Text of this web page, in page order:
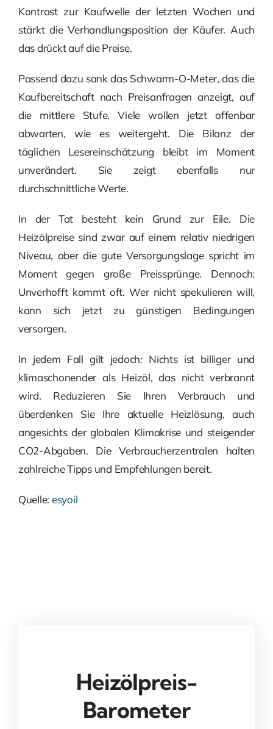
Kontrast zur Kaufwelle der letzten Wochen und
stärkt die Verhandlungsposition der Käufer. Auch
das drückt auf die Preise.
Passend dazu sank das Schwarm-O-Meter, das die
Kaufbereitschaft nach Preisanfragen anzeigt, auf
die mittlere Stufe. Viele wollen jetzt offenbar
abwarten, wie es weitergeht. Die Bilanz der
täglichen Lesereinschätzung bleibt im Moment
unverändert. Sie zeigt ebenfalls nur
durchschnittliche Werte.
In der Tat besteht kein Grund zur Eile. Die
Heizölpreise sind zwar auf einem relativ niedrigen
Niveau, aber die gute Versorgungslage spricht im
Moment gegen große Preissprünge. Dennoch:
Unverhofft kommt oft. Wer nicht spekulieren will,
kann sich jetzt zu günstigen Bedingungen
versorgen.
In jedem Fall gilt jedoch: Nichts ist billiger und
klimaschonender als Heizöl, das nicht verbrannt
wird. Reduzieren Sie Ihren Verbrauch und
überdenken Sie Ihre aktuelle Heizlösung, auch
angesichts der globalen Klimakrise und steigender
CO2-Abgaben. Die Verbraucherzentralen halten
zahlreiche Tipps und Empfehlungen bereit.
Quelle: esyoil
Heizölpreis-
Barometer